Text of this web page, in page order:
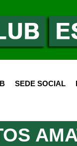
SEDE SOCIAL